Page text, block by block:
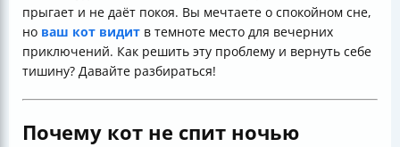
прыгает и не даёт покоя. Вы мечтаете о спокойном сне,
но ваш кот видит в темноте место для вечерних
приключений. Как решить эту проблему и вернуть себе
тишину? Давайте разбираться!
Почему кот не спит ночью